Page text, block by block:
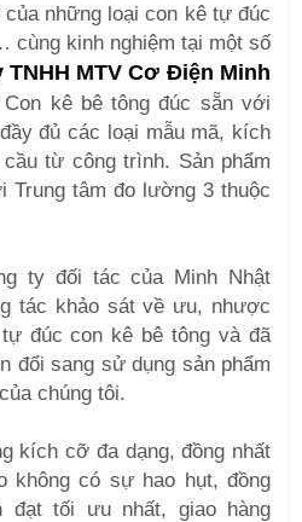
những loại con kê tự đúc
cùng kinh nghiệm tại một số
TNHH MTV Cơ Điện Minh
kê bê tông đúc sẵn với
đủ các loại mẫu mã, kích
từ công trình. Sản phẩm
Trung tâm đo lường 3 thuộc
ty đối tác của Minh Nhật
tác khảo sát về ưu, nhược
đúc con kê bê tông và đã
đổi sang sử dụng sản phẩm
chúng tôi.
kích cỡ đa dạng, đồng nhất
không có sự hao hụt, đồng
đạt tối ưu nhất, giao hàng